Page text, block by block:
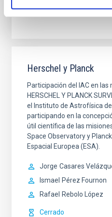
Herschel y Planck
Participación del IAC en
HERSCHEL Y PLANCK
el Instituto de Astrofísica
participando en la
útil científica de las
Space Observatory y
Espacial Europea (ESA).
Jorge Casares
Ismael
Pérez Fournon
Rafael
Rebolo López
Cerrado